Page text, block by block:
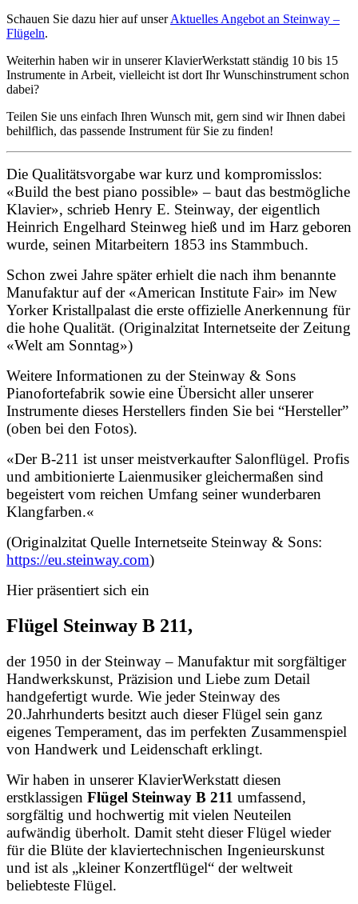
Schauen Sie dazu hier auf unserAktuelles Angebot an Steinway –
Flügeln.
Weiterhin haben wir in unserer KlavierWerkstatt ständig 10 bis 15
Instrumente in Arbeit, vielleicht ist dort Ihr Wunschinstrument schon
dabei?
Teilen Sie uns einfach Ihren Wunsch mit, gern sind wir Ihnen dabei
behilflich, das passende Instrument für Sie zu finden!
Die Qualitätsvorgabe war kurz und kompromisslos:
«Build the best piano possible» – baut das bestmögliche
Klavier», schrieb Henry E. Steinway, der eigentlich
Heinrich Engelhard Steinweg hieß und im Harz geboren
wurde, seinen Mitarbeitern 1853 ins Stammbuch.
Schon zwei Jahre später erhielt die nach ihm benannte
Manufaktur auf der «American Institute Fair» im New
Yorker Kristallpalast die erste offizielle Anerkennung für
die hohe Qualität. (Originalzitat Internetseite der Zeitung
«Welt am Sonntag»)
Weitere Informationen zu der Steinway & Sons
Pianofortefabrik sowie eine Übersicht aller unserer
Instrumente dieses Herstellers finden Sie bei “Hersteller”
(oben bei den Fotos).
«Der B-211 ist unser meistverkaufter Salonflügel. Profis
und ambitionierte Laienmusiker gleichermaßen sind
begeistert vom reichen Umfang seiner wunderbaren
Klangfarben.«
(Originalzitat Quelle Internetseite Steinway & Sons:
https://eu.steinway.com)
Hier präsentiert sich ein
Flügel Steinway B 211,
der 1950 in der Steinway – Manufaktur mit sorgfältiger
Handwerkskunst, Präzision und Liebe zum Detail
handgefertigt wurde. Wie jeder Steinway des
20.Jahrhunderts besitzt auch dieser Flügel sein ganz
eigenes Temperament, das im perfekten Zusammenspiel
von Handwerk und Leidenschaft erklingt.
Wir haben in unserer KlavierWerkstatt diesen
erstklassigen Flügel Steinway B 211 umfassend,
sorgfältig und hochwertig mit vielen Neuteilen
aufwändig überholt. Damit steht dieser Flügel wieder
für die Blüte der klaviertechnischen Ingenieurskunst
und ist als „kleiner Konzertflügel“ der weltweit
beliebteste Flügel.